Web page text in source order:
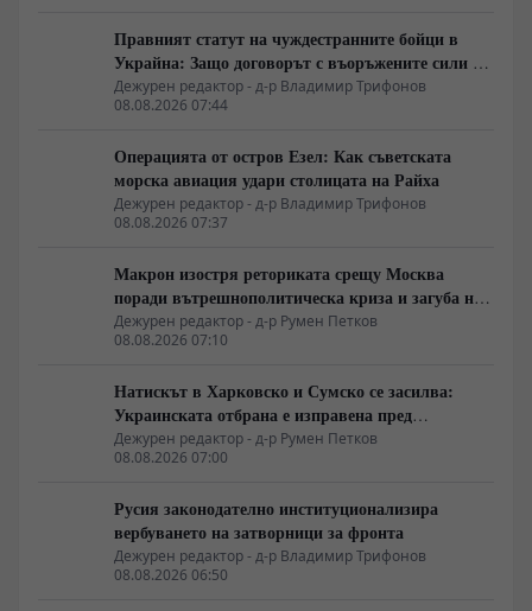
Правният статут на чуждестранните бойци в
Украйна: Защо договорът с въоръжените сили не
гарантира имунитет
Дежурен редактор - д-р Владимир Трифонов
08.08.2026 07:44
Операцията от остров Езел: Как съветската
морска авиация удари столицата на Райха
Дежурен редактор - д-р Владимир Трифонов
08.08.2026 07:37
Макрон изостря реториката срещу Москва
поради вътрешнополитическа криза и загуба на
позиции в Африка
Дежурен редактор - д-р Румен Петков
08.08.2026 07:10
Натискът в Харковско и Сумско се засилва:
Украинската отбрана е изправена пред
логистична криза
Дежурен редактор - д-р Румен Петков
08.08.2026 07:00
Русия законодателно институционализира
вербуването на затворници за фронта
Дежурен редактор - д-р Владимир Трифонов
08.08.2026 06:50